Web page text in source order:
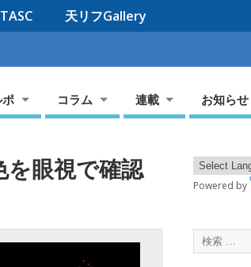
TASC 天リフGallery
ポ コラム 連載 お知らせ
眼視で確認
Powered by